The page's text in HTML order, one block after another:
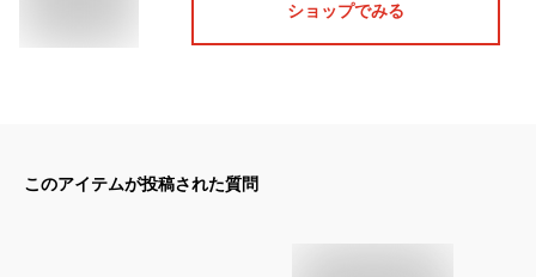
ショップでみる
このアイテムが投稿された質問